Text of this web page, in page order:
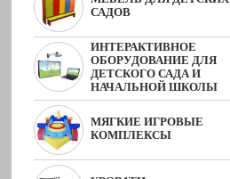
САДОВ
ИНТЕРАКТИВНОЕ
ОБОРУДОВАНИЕ ДЛЯ
ДЕТСКОГО САДА И
НАЧАЛЬНОЙ ШКОЛЫ
МЯГКИЕ ИГРОВЫЕ
КОМПЛЕКСЫ